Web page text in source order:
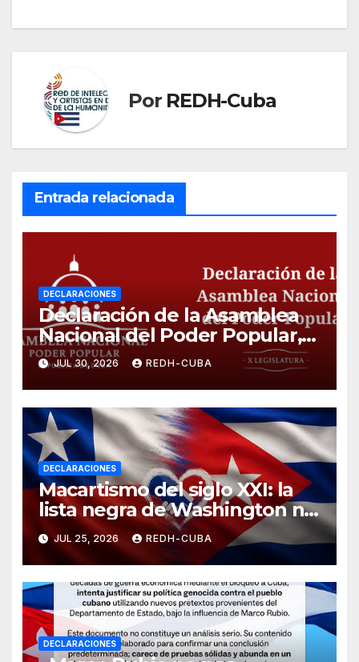
Por REDH-Cuba
Entrada relacionada
DECLARACIONES
Declaración de la Asamblea
Nacional del Poder Popular,
¡Cesen el cerco energético y
el castigo colectivo al pueblo
cubano!
JUL 30, 2026 REDH-CUBA
DECLARACIONES
Macartismo del siglo XXI: la
lista negra de Washington no
silenciará el periodismo
crítico ni detendrá la
solidaridad
JUL 25, 2026 REDH-CUBA
DECLARACIONES